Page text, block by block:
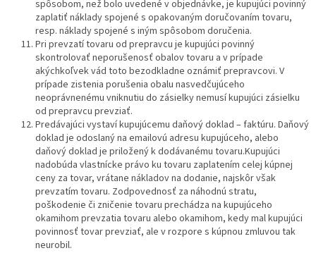
spôsobom, než bolo uvedené v objednávke, je kupujúci povinný
zaplatiť náklady spojené s opakovaným doručovaním tovaru,
resp. náklady spojené s iným spôsobom doručenia.
Pri prevzatí tovaru od prepravcu je kupujúci povinný
skontrolovať neporušenosť obalov tovaru a v prípade
akýchkoľvek vád toto bezodkladne oznámiť prepravcovi. V
prípade zistenia porušenia obalu nasvedčujúceho
neoprávnenému vniknutiu do zásielky nemusí kupujúci zásielku
od prepravcu prevziať.
Predávajúci vystaví kupujúcemu daňový doklad – faktúru. Daňový
doklad je odoslaný na emailovú adresu kupujúceho, alebo
daňový doklad je priložený k dodávanému tovaru.Kupujúci
nadobúda vlastnícke právo ku tovaru zaplatením celej kúpnej
ceny za tovar, vrátane nákladov na dodanie, najskôr však
prevzatím tovaru. Zodpovednosť za náhodnú stratu,
poškodenie či zničenie tovaru prechádza na kupujúceho
okamihom prevzatia tovaru alebo okamihom, kedy mal kupujúci
povinnosť tovar prevziať, ale v rozpore s kúpnou zmluvou tak
neurobil.